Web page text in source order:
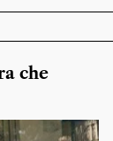
che